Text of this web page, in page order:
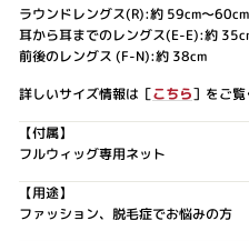
ラウンドレングス(R):約 59cm～60cm
耳から耳までのレングス(E-E):約
前後のレングス (F-N):約 38cm
詳しいサイズ情報は［こちら］をご覧
【付属】
フルウィッグ専用ネット
【用途】
ファッション、脱毛症でお悩みの方